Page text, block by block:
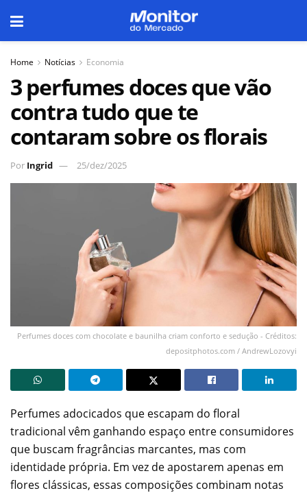
Home Notícias Economia
3 perfumes doces que vão
contra tudo que te
contaram sobre os florais
Por Ingrid 25/dez/2025
Perfumes doces com chocolate e baunilha criam conforto e sedução - Créditos:
depositphotos.com / AndrewLozovyi
Perfumes adocicados que escapam do floral
tradicional vêm ganhando espaço entre consumidores
que buscam fragrâncias marcantes, mas com
identidade própria. Em vez de apostarem apenas em
flores clássicas, essas composições combinam notas